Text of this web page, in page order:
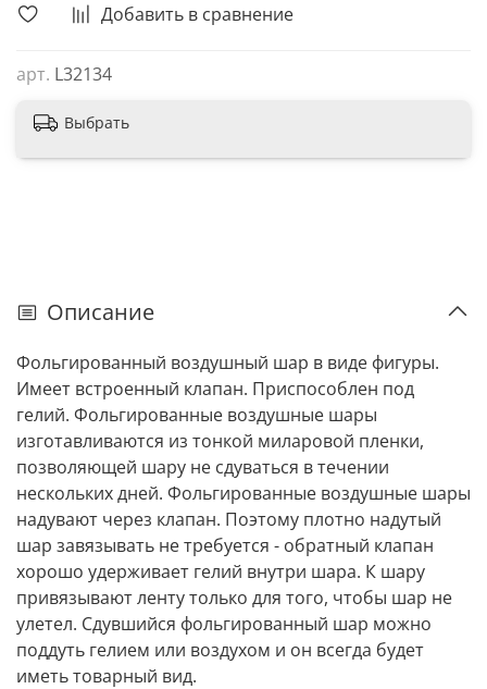
Добавить в сравнение
арт. L32134
Выбрать
Описание
Фольгированный воздушный шар в виде фигуры.
Имеет встроенный клапан. Приспособлен под
гелий. Фольгированные воздушные шары
изготавливаются из тонкой миларовой пленки,
позволяющей шару не сдуваться в течении
нескольких дней. Фольгированные воздушные шары
надувают через клапан. Поэтому плотно надутый
шар завязывать не требуется - обратный клапан
хорошо удерживает гелий внутри шара. К шару
привязывают ленту только для того, чтобы шар не
улетел. Сдувшийся фольгированный шар можно
поддуть гелием или воздухом и он всегда будет
иметь товарный вид.